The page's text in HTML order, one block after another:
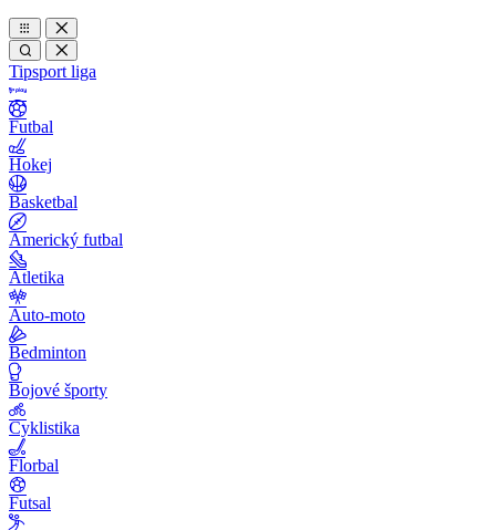
Tipsport liga
Futbal
Hokej
Basketbal
Americký futbal
Atletika
Auto-moto
Bedminton
Bojové športy
Cyklistika
Florbal
Futsal